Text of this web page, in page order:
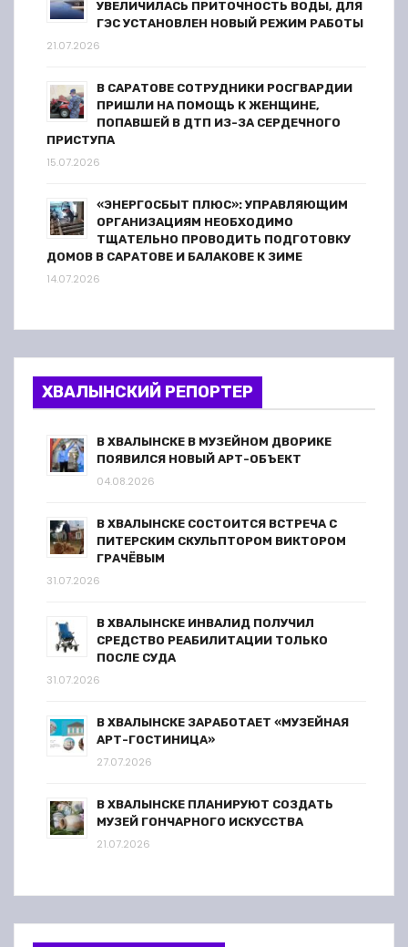
УВЕЛИЧИЛАСЬ ПРИТОЧНОСТЬ ВОДЫ, ДЛЯ
ГЭС УСТАНОВЛЕН НОВЫЙ РЕЖИМ РАБОТЫ
21.07.2026
В САРАТОВЕ СОТРУДНИКИ РОСГВАРДИИ
ПРИШЛИ НА ПОМОЩЬ К ЖЕНЩИНЕ,
ПОПАВШЕЙ В ДТП ИЗ-ЗА СЕРДЕЧНОГО
ПРИСТУПА
15.07.2026
«ЭНЕРГОСБЫТ ПЛЮС»: УПРАВЛЯЮЩИМ
ОРГАНИЗАЦИЯМ НЕОБХОДИМО
ТЩАТЕЛЬНО ПРОВОДИТЬ ПОДГОТОВКУ
ДОМОВ В САРАТОВЕ И БАЛАКОВЕ К ЗИМЕ
14.07.2026
ХВАЛЫНСКИЙ РЕПОРТЕР
В ХВАЛЫНСКЕ В МУЗЕЙНОМ ДВОРИКЕ
ПОЯВИЛСЯ НОВЫЙ АРТ-ОБЪЕКТ
04.08.2026
В ХВАЛЫНСКЕ СОСТОИТСЯ ВСТРЕЧА С
ПИТЕРСКИМ СКУЛЬПТОРОМ ВИКТОРОМ
ГРАЧЁВЫМ
31.07.2026
В ХВАЛЫНСКЕ ИНВАЛИД ПОЛУЧИЛ
СРЕДСТВО РЕАБИЛИТАЦИИ ТОЛЬКО
ПОСЛЕ СУДА
31.07.2026
В ХВАЛЫНСКЕ ЗАРАБОТАЕТ «МУЗЕЙНАЯ
АРТ-ГОСТИНИЦА»
27.07.2026
В ХВАЛЫНСКЕ ПЛАНИРУЮТ СОЗДАТЬ
МУЗЕЙ ГОНЧАРНОГО ИСКУССТВА
21.07.2026